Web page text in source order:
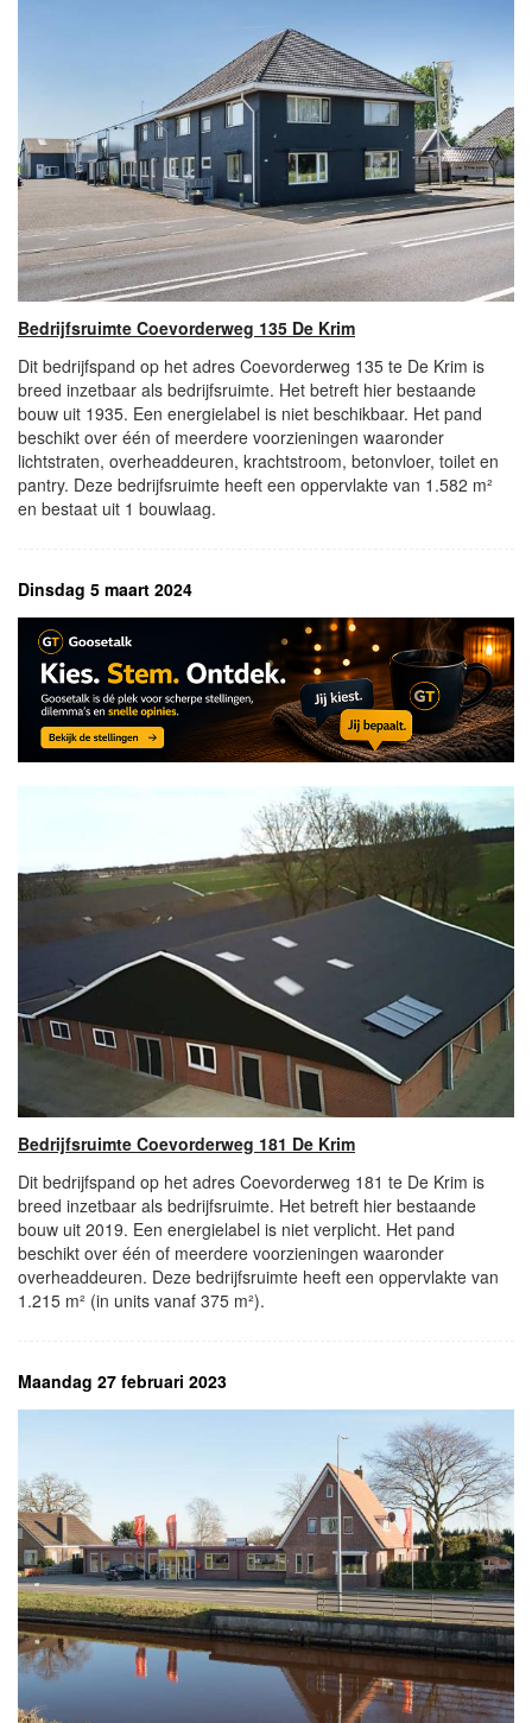
Bedrijfsruimte Coevorderweg 135 De Krim
Dit bedrijfspand op het adres Coevorderweg 135 te De Krim is
breed inzetbaar als bedrijfsruimte. Het betreft hier bestaande
bouw uit 1935. Een energielabel is niet beschikbaar. Het pand
beschikt over één of meerdere voorzieningen waaronder
lichtstraten, overheaddeuren, krachtstroom, betonvloer, toilet en
pantry. Deze bedrijfsruimte heeft een oppervlakte van 1.582 m²
en bestaat uit 1 bouwlaag.
Dinsdag 5 maart 2024
Bedrijfsruimte Coevorderweg 181 De Krim
Dit bedrijfspand op het adres Coevorderweg 181 te De Krim is
breed inzetbaar als bedrijfsruimte. Het betreft hier bestaande
bouw uit 2019. Een energielabel is niet verplicht. Het pand
beschikt over één of meerdere voorzieningen waaronder
overheaddeuren. Deze bedrijfsruimte heeft een oppervlakte van
1.215 m² (in units vanaf 375 m²).
Maandag 27 februari 2023